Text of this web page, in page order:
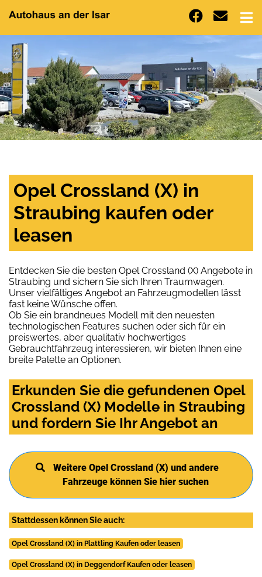
Opel Crossland (X) in
Straubing kaufen oder
leasen
Entdecken Sie die besten Opel Crossland (X) Angebote in
Straubing und sichern Sie sich Ihren Traumwagen.
Unser vielfältiges Angebot an Fahrzeugmodellen lässt
fast keine Wünsche offen.
Ob Sie ein brandneues Modell mit den neuesten
technologischen Features suchen oder sich für ein
preiswertes, aber qualitativ hochwertiges
Gebrauchtfahrzeug interessieren, wir bieten Ihnen eine
breite Palette an Optionen.
Erkunden Sie die gefundenen Opel
Crossland (X) Modelle in Straubing
und fordern Sie Ihr Angebot an
Weitere Opel Crossland (X) und andere
Fahrzeuge können Sie hier suchen
Stattdessen können Sie auch:
Opel Crossland (X) in Plattling Kaufen oder leasen
Opel Crossland (X) in Deggendorf Kaufen oder leasen